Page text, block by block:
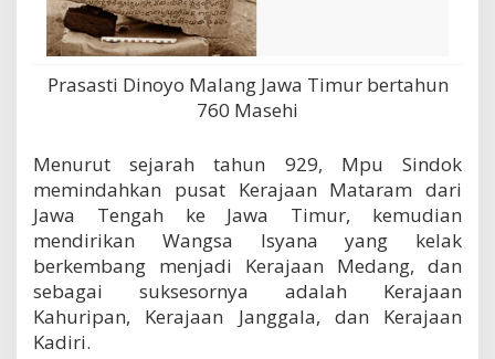
Prasasti Dinoyo Malang Jawa Timur bertahun
760 Masehi
Menurut sejarah tahun 929, Mpu Sindok
memindahkan pusat Kerajaan Mataram dari
Jawa Tengah ke Jawa Timur, kemudian
mendirikan Wangsa Isyana yang kelak
berkembang menjadi Kerajaan Medang, dan
sebagai suksesornya adalah Kerajaan
Kahuripan, Kerajaan Janggala, dan Kerajaan
Kadiri.